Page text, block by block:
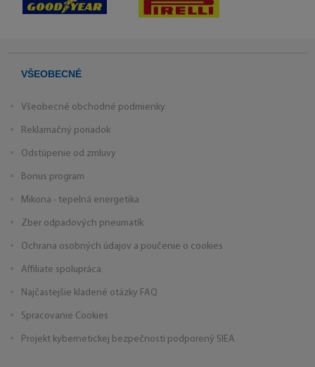
VŠEOBECNÉ
Všeobecné obchodné podmienky
Reklamačný poriadok
Odstúpenie od zmluvy
Bonus program
Mikona - tepelná energetika
Zber odpadových pneumatík
Ochrana osobných údajov a poučenie o cookies
Affiliate spolupráca
Najčastejšie kladené otázky FAQ
Spracovanie Cookies
Projekt kybernetickej bezpečnosti podporený SIEA